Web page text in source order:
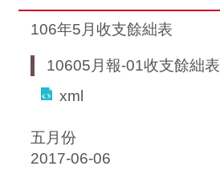
106年5月收支餘絀表
10605月報-01收支餘絀表
xml
五月份
2017-06-06